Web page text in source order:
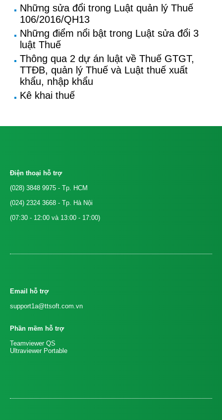
Những sửa đổi trong Luật quản lý Thuế
106/2016/QH13
Những điểm nổi bật trong Luật sửa đổi 3
luật Thuế
Thông qua 2 dự án luật về Thuế GTGT,
TTĐB, quản lý Thuế và Luật thuế xuất
khẩu, nhập khẩu
Kê khai thuế
Điện thoại hỗ trợ
(028) 3848 9975 - Tp. HCM
(024) 2324 3668 - Tp. Hà Nội
(07:30 - 12:00 và 13:00 - 17:00)
Email hỗ trợ
support1a@ttsoft.com.vn
Phần mềm hỗ trợ
Teamviewer QS
Ultraviewer Portable